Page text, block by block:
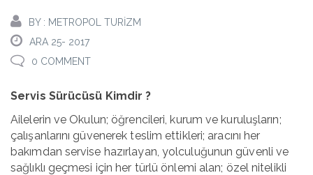
BY : METROPOL TURIZM
ARA 25- 2017
0 COMMENT
Servis Sürücüsü Kimdir ?
Ailelerin ve Okulun; öğrencileri, kurum ve kuruluşların;
çalışanlarını güvenerek teslim ettikleri; aracını her
bakımdan servise hazırlayan, yolculuğunun güvenli ve
sağlıklı geçmesi için her türlü önlemi alan; özel nitelikli